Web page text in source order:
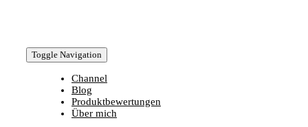
Toggle Navigation
Channel
Blog
Produktbewertungen
Über mich